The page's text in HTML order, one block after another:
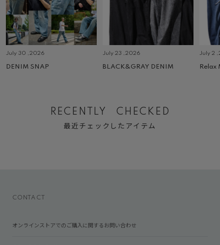
July 30 ,2026
DENIM SNAP
July 23 ,2026
BLACK&GRAY DENIM
July 2
Relax
RECENTLY CHECKED
最近チェックしたアイテム
CONTACT
オンラインストアでのご購入に関するお問い合わせ